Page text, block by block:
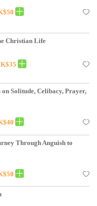
Christian Life
Solitude, Celibacy, Prayer,
Through Anguish to